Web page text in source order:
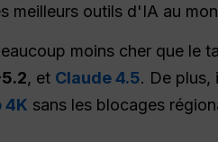
meilleurs outils d'IA au
moins cher que le
, et Claude 4.5. De plus,
4K sans les blocages